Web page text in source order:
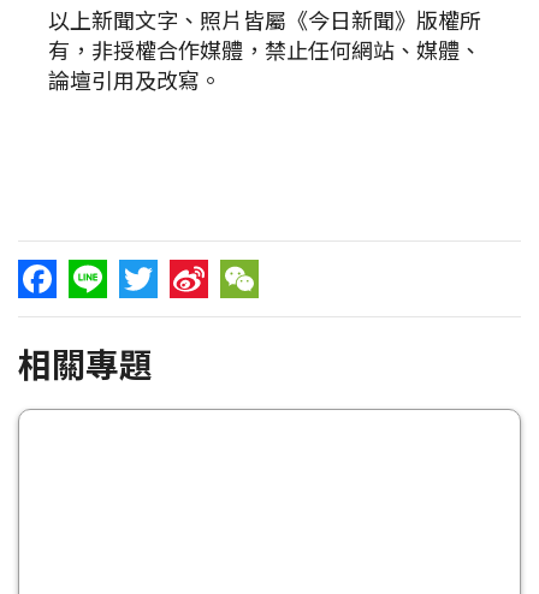
以上新聞文字、照片皆屬《今日新聞》版權所
有，非授權合作媒體，禁止任何網站、媒體、
論壇引用及改寫。
Facebook
Line TwitterSina WeChat
相關專題